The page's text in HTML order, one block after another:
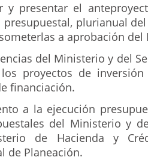
y presentar el
plurianual
a aprobación
del Ministerio y del
proyectos de
financiación.
a la ejecución
del Ministerio y
de Hacienda y
de Planeación.